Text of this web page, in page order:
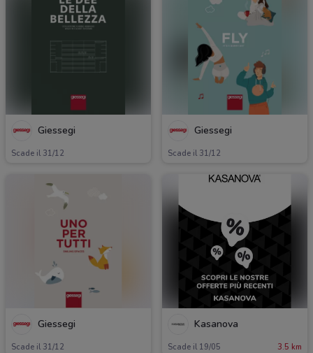
Giessegi
Scade il 31/12
Giessegi
Scade il 31/12
Giessegi
Scade il 31/12
Kasanova
Scade il 19/05 3.5 km